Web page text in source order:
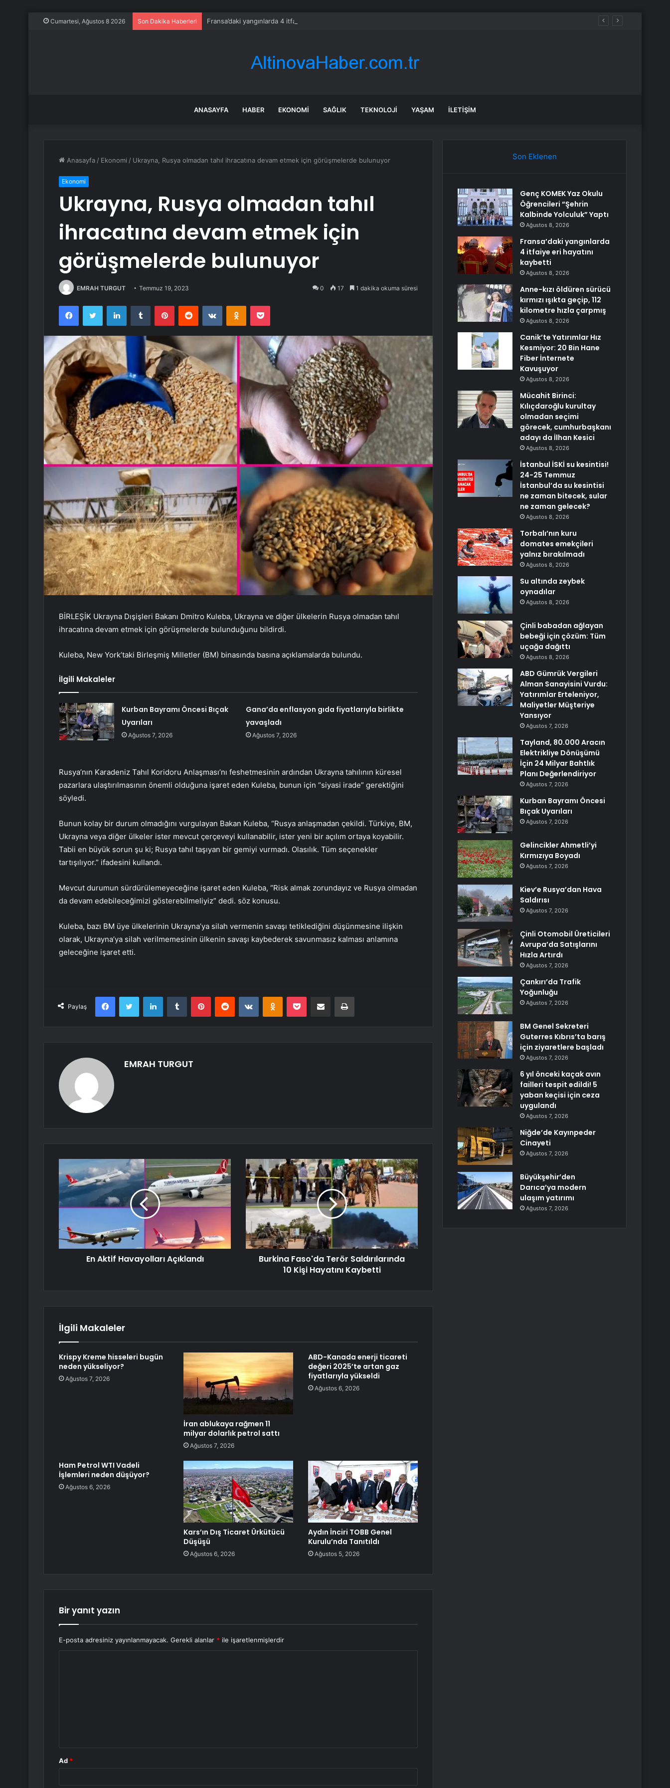
Cumartesi, Ağustos 8 2026 Son Dakika Haberleri Fransa’daki yangınlarda 4 itfaiye eri hayatını kaybetti
ANASAYFA HABER EKONOMI SAĞLIK TEKNOLOJI YAŞAM İLETIŞIM
Anasayfa / Ekonomi / Ukrayna, Rusya olmadan tahıl ihracatına devam etmek için görüşmelerde bulunuyor
Ekonomi
Ukrayna, Rusya olmadan tahıl
ihracatına devam etmek için
görüşmelerde bulunuyor
EMRAH TURGUT Temmuz 19, 2023 0 17 1 dakika okuma süresi
FacebookTwitter LinkedInTumblr PinterestReddit VKontakteOdnoklassniki
Pocket
BİRLEŞİK Ukrayna Dışişleri Bakanı Dmitro Kuleba, Ukrayna ve diğer ülkelerin Rusya olmadan tahıl
ihracatına devam etmek için görüşmelerde bulunduğunu bildirdi.
Kuleba, New York’taki Birleşmiş Milletler (BM) binasında basına açıklamalarda bulundu.
İlgili Makaleler
Kurban Bayramı Öncesi Bıçak
Uyarıları
Ağustos 7, 2026
Gana’da enflasyon gıda fiyatlarıyla birlikte
yavaşladı
Ağustos 7, 2026
Rusya’nın Karadeniz Tahıl Koridoru Anlaşması’nı feshetmesinin ardından Ukrayna tahılının küresel
pazarlara ulaştırılmasının önemli olduğuna işaret eden Kuleba, bunun için “siyasi irade” gerektiğini
söyledi.
Bunun kolay bir durum olmadığını vurgulayan Bakan Kuleba, “Rusya anlaşmadan çekildi. Türkiye, BM,
Ukrayna veya diğer ülkeler ister mevcut çerçeveyi kullanabilir, ister yeni bir açılım ortaya koyabilir.
Tabii en büyük sorun şu ki; Rusya tahıl taşıyan bir gemiyi vurmadı. Olasılık. Tüm seçenekler
tartışılıyor.” ifadesini kullandı.
Mevcut durumun sürdürülemeyeceğine işaret eden Kuleba, “Risk almak zorundayız ve Rusya olmadan
da devam edebileceğimizi gösterebilmeliyiz” dedi. söz konusu.
Kuleba, bazı BM üye ülkelerinin Ukrayna’ya silah vermenin savaşı tetiklediğini düşünmesine ilişkin
olarak, Ukrayna’ya silah verilmemesinin ülkenin savaşı kaybederek savunmasız kalması anlamına
geleceğine işaret etti.
Paylaş
FacebookTwitter LinkedInTumblr PinterestReddit VKontakteOdnoklassniki
Pocket E-Posta ile paylaş Yazdır
EMRAH TURGUT
En Aktif Havayolları Açıklandı
Burkina Faso'da Terör Saldırılarında
10 Kişi Hayatını Kaybetti
İlgili Makaleler
Krispy Kreme hisseleri bugün
neden yükseliyor?
Ağustos 7, 2026
İran ablukaya rağmen 11
milyar dolarlık petrol sattı
Ağustos 7, 2026
ABD-Kanada enerji ticareti
değeri 2025’te artan gaz
fiyatlarıyla yükseldi
Ağustos 6, 2026
Ham Petrol WTI Vadeli
İşlemleri neden düşüyor?
Ağustos 6, 2026
Kars’ın Dış Ticaret Ürkütücü
Düşüşü
Ağustos 6, 2026
Aydın İnciri TOBB Genel
Kurulu’nda Tanıtıldı
Ağustos 5, 2026
Bir yanıt yazın
E-posta adresiniz yayınlanmayacak. Gerekli alanlar * ile işaretlenmişlerdir
Ad *
Son Eklenen
Genç KOMEK Yaz Okulu
Öğrencileri “Şehrin
Kalbinde Yolculuk” Yaptı
Ağustos 8, 2026
Fransa’daki yangınlarda
4 itfaiye eri hayatını
kaybetti
Ağustos 8, 2026
Anne-kızı öldüren sürücü
kırmızı ışıkta geçip, 112
kilometre hızla çarpmış
Ağustos 8, 2026
Canik’te Yatırımlar Hız
Kesmiyor: 20 Bin Hane
Fiber İnternete
Kavuşuyor
Ağustos 8, 2026
Mücahit Birinci:
Kılıçdaroğlu kurultay
olmadan seçimi
görecek, cumhurbaşkanı
adayı da İlhan Kesici
Ağustos 8, 2026
İstanbul İSKİ su kesintisi!
24-25 Temmuz
İstanbul’da su kesintisi
ne zaman bitecek, sular
ne zaman gelecek?
Ağustos 8, 2026
Torbalı’nın kuru
domates emekçileri
yalnız bırakılmadı
Ağustos 8, 2026
Su altında zeybek
oynadılar
Ağustos 8, 2026
Çinli babadan ağlayan
bebeği için çözüm: Tüm
uçağa dağıttı
Ağustos 8, 2026
ABD Gümrük Vergileri
Alman Sanayisini Vurdu:
Yatırımlar Erteleniyor,
Maliyetler Müşteriye
Yansıyor
Ağustos 7, 2026
Tayland, 80.000 Aracın
Elektrikliye Dönüşümü
İçin 24 Milyar Bahtlık
Planı Değerlendiriyor
Ağustos 7, 2026
Kurban Bayramı Öncesi
Bıçak Uyarıları
Ağustos 7, 2026
Gelincikler Ahmetli’yi
Kırmızıya Boyadı
Ağustos 7, 2026
Kiev’e Rusya’dan Hava
Saldırısı
Ağustos 7, 2026
Çinli Otomobil Üreticileri
Avrupa’da Satışlarını
Hızla Artırdı
Ağustos 7, 2026
Çankırı’da Trafik
Yoğunluğu
Ağustos 7, 2026
BM Genel Sekreteri
Guterres Kıbrıs’ta barış
için ziyaretlere başladı
Ağustos 7, 2026
6 yıl önceki kaçak avın
failleri tespit edildi! 5
yaban keçisi için ceza
uygulandı
Ağustos 7, 2026
Niğde’de Kayınpeder
Cinayeti
Ağustos 7, 2026
Büyükşehir’den
Darıca’ya modern
ulaşım yatırımı
Ağustos 7, 2026